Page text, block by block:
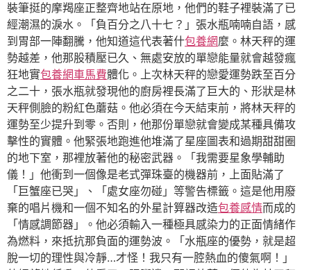
裝筆挺的摩羯座正整齊地站在原地，他們的鞋子裡裝滿了已
經潮濕的淚水。「負百分之八十七？」張水瓶喃喃自語，感
到胃部一陣翻騰，他知道這代表著什包養網麼。林天秤的運
勢越差，他那股積壓已久、無處安放的單戀能量就會越發瘋
狂地實包養網車馬費體化。上次林天秤的戀愛運勢跌至百分
之二十，張水瓶就發現他的廚房裡長滿了巨大的、形狀是林
天秤側臉的粉紅色蘑菇。他必須在今天結束前，將林天秤的
運勢至少提升到零。否則，他那份單戀就會變成某種具備攻
擊性的實體。他緊張地跑進他堆滿了星座圖表和過期甜甜圈
的地下室，那裡放著他的秘密武器。「我需要星象學輔助
儀！」他衝到一個像是老式彈珠臺的機器前，上面貼滿了
「巨蟹座已哭」、「處女座勿碰」等警告標籤。這是他用廢
棄的唱片機和一個不知名的外星計算器改造包養感情而成的
「情感調節器」。他必須輸入一種極具感染力的正面情緒作
為燃料，來抵抗那負面的運勢波。「水瓶座的優勢，就是超
脫一切的理性與冷靜…才怪！我只有一腔熱血的傻氣啊！」